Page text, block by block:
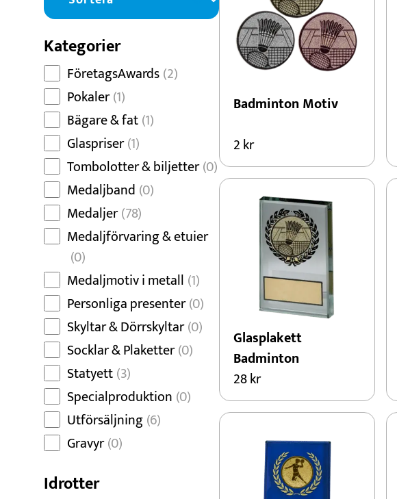
Dans
Dart
Djur
Fiske
Konståkning
Motorsport
Padel
Kategorier
FöretagsAwards(2)
Pokaler(1)
Bägare & fat(1)
Glaspriser(1)
Tombolotter & biljetter(0)
Medaljband (0)
Medaljer(78)
Medaljförvaring & etuier
(0)
Medaljmotiv i metall (1)
Personliga presenter(0)
Skyltar & Dörrskyltar(0)
Socklar & Plaketter(0)
Statyett(3)
Specialproduktion (0)
Utförsäljning(6)
Gravyr(0)
Idrotter
Badminton Motiv
2kr
Glasplakett
Badminton
28kr